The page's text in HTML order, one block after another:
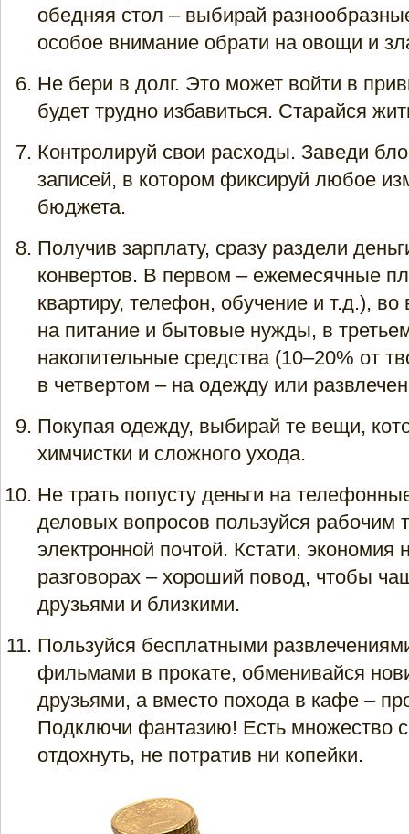
обедняя стол – выбирай
особое внимание обрати на овощи и
Не бери в долг. Это может войти в
будет трудно избавиться. Старайся
Контролируй свои расходы. Заведи
записей, в котором фиксируй любое
бюджета.
Получив зарплату, сразу раздели
конвертов. В первом – ежемесячные
квартиру, телефон, обучение и т.д.), во
на питание и бытовые нужды, в
накопительные средства (10–20% от
в четвертом – на одежду или
Покупая одежду, выбирай те вещи,
химчистки и сложного ухода.
Не трать попусту деньги на
деловых вопросов пользуйся рабочим
электронной почтой. Кстати, экономия
разговорах – хороший повод, чтобы
друзьями и близкими.
Пользуйся бесплатными
фильмами в прокате, обменивайся
друзьями, а вместо похода в кафе –
Подключи фантазию! Есть множество
отдохнуть, не потратив ни копейки.